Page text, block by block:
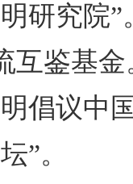
研究院”
互鉴基金
倡议中
”。